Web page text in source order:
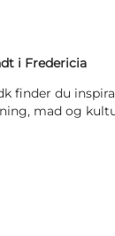
i Fredericia
finder du
mad og